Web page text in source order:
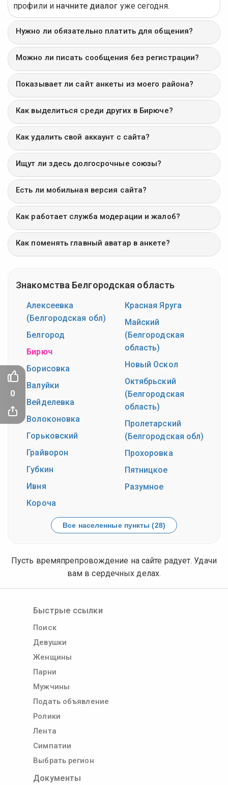
профили и начните диалог уже сегодня.
Нужно ли обязательно платить для общения?
Можно ли писать сообщения без регистрации?
Показывает ли сайт анкеты из моего района?
Как выделиться среди других в Бирюче?
Как удалить свой аккаунт с сайта?
Ищут ли здесь долгосрочные союзы?
Есть ли мобильная версия сайта?
Как работает служба модерации и жалоб?
Как поменять главный аватар в анкете?
Знакомства Белгородская область
Алексеевка
(Белгородская обл)
Белгород
Бирюч
Борисовка
Валуйки
Вейделевка
Волоконовка
Горьковский
Грайворон
Губкин
Ивня
Короча
Красная Яруга
Майский
(Белгородская
область)
Новый Оскол
Октябрьский
(Белгородская
область)
Пролетарский
(Белгородская обл)
Прохоровка
Пятницкое
Разумное
Все населенные пункты (28)
Пусть времяпрепровождение на сайте радует. Удачи
вам в сердечных делах.
Быстрые ссылки
Поиск
Девушки
Женщины
Парни
Мужчины
Подать объявление
Ролики
Лента
Симпатии
Выбрать регион
Документы
0